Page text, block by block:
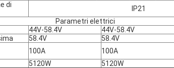
di
IP21
Parametri elettrici
44V-58.4V 44V-58.4V
58.4V 58.4V
100A 100A
5120W 5120W